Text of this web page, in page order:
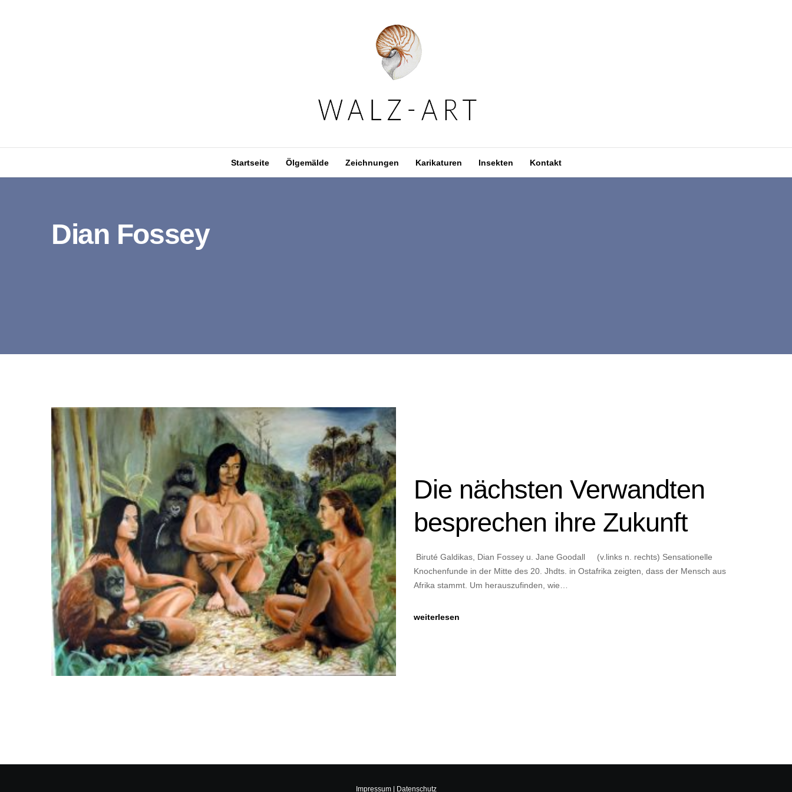
Startseite Ölgemälde Zeichnungen Karikaturen Insekten Kontakt
Dian Fossey
Die nächsten Verwandten
besprechen ihre Zukunft
Biruté Galdikas, Dian Fossey u. Jane Goodall (v.links n. rechts) Sensationelle
Knochenfunde in der Mitte des 20. Jhdts. in Ostafrika zeigten, dass der Mensch aus
Afrika stammt. Um herauszufinden, wie…
weiterlesen
Impressum| Datenschutz